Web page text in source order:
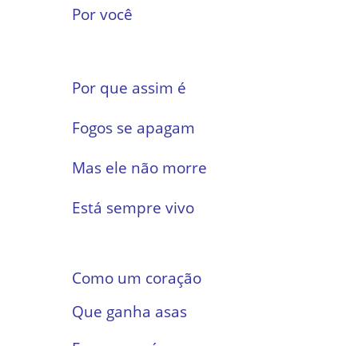
Por você
Por que assim é
Fogos se apagam
Mas ele não morre
Está sempre vivo
Como um coração
Que ganha asas